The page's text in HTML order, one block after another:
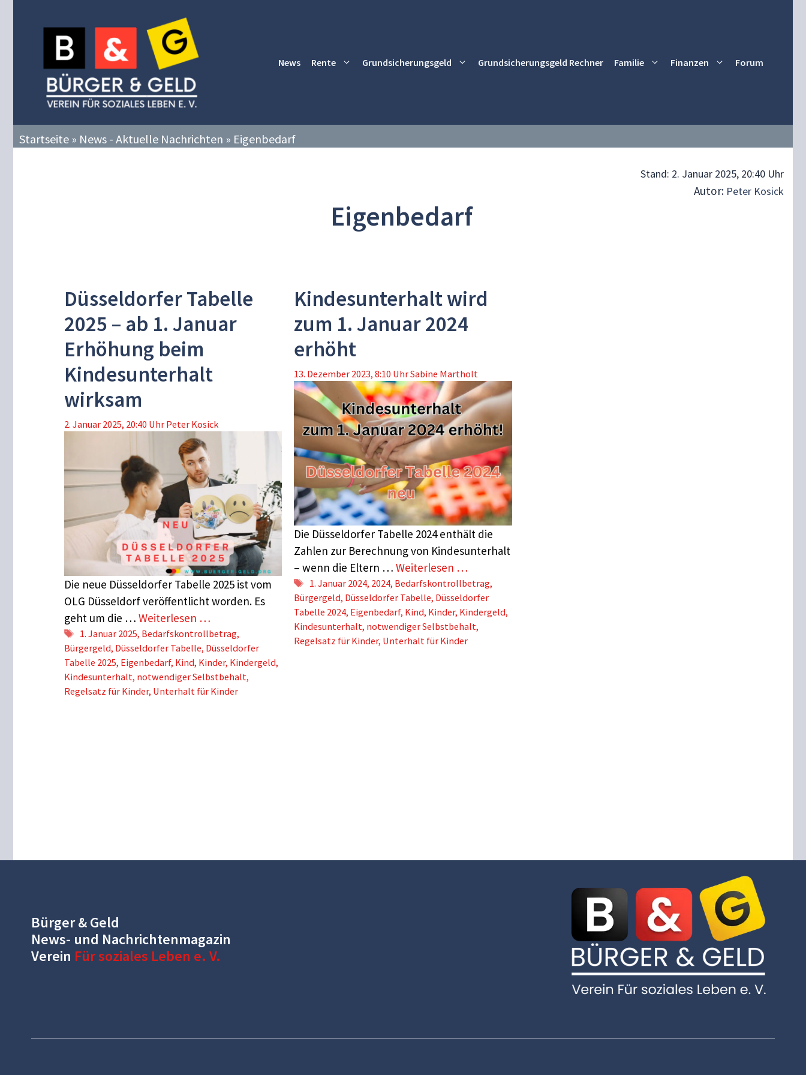
News Rente Grundsicherungsgeld Grundsicherungsgeld Rechner Familie Finanzen Forum
Startseite » News - Aktuelle Nachrichten » Eigenbedarf
Stand: 2. Januar 2025, 20:40 Uhr
Autor: Peter Kosick
Eigenbedarf
Düsseldorfer Tabelle
2025 – ab 1. Januar
Erhöhung beim
Kindesunterhalt
wirksam
2. Januar 2025, 20:40 Uhr Peter Kosick
Die neue Düsseldorfer Tabelle 2025 ist vom
OLG Düsseldorf veröffentlicht worden. Es
geht um die … Weiterlesen …
Schlagwörter
1. Januar 2025, Bedarfskontrollbetrag,
Bürgergeld, Düsseldorfer Tabelle, Düsseldorfer
Tabelle 2025, Eigenbedarf, Kind, Kinder, Kindergeld,
Kindesunterhalt, notwendiger Selbstbehalt,
Regelsatz für Kinder, Unterhalt für Kinder
Kindesunterhalt wird
zum 1. Januar 2024
erhöht
13. Dezember 2023, 8:10 UhrSabine Martholt
Die Düsseldorfer Tabelle 2024 enthält die
Zahlen zur Berechnung von Kindesunterhalt
– wenn die Eltern …Weiterlesen …
Schlagwörter
1. Januar 2024, 2024, Bedarfskontrollbetrag,
Bürgergeld, Düsseldorfer Tabelle, Düsseldorfer
Tabelle 2024, Eigenbedarf, Kind, Kinder, Kindergeld,
Kindesunterhalt, notwendiger Selbstbehalt,
Regelsatz für Kinder, Unterhalt für Kinder
Bürger & Geld
News- und Nachrichtenmagazin
Verein Für soziales Leben e. V.